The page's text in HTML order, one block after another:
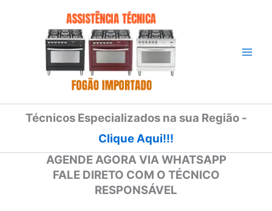
Técnicos Especializados na sua Região -
Clique Aqui!!!
AGENDE AGORA VIA WHATSAPP
FALE DIRETO COM O TÉCNICO
RESPONSÁVEL